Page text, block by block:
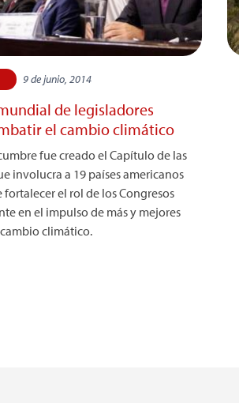
9 de junio, 2014
de legisladores
el cambio climático
fue creado el Capítulo de las
involucra a 19 países americanos
fortalecer el rol de los Congresos
en el impulso de más y mejores
climático.